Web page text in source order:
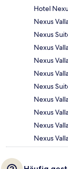
Hotel
Nexus
Nexus
Nexus
Nexus
Nexus
Nexus
Nexus
Nexus
Nexus
Nexus